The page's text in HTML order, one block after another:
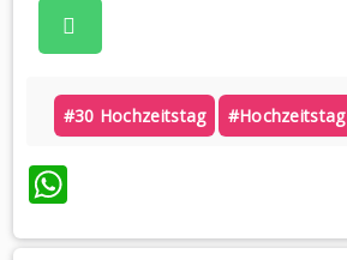
#30 Hochzeitstag #hochzeitstag
WhatsApp